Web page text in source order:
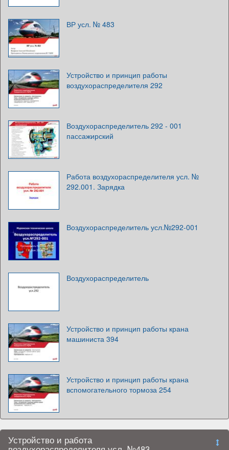
ВР усл. № 483
Устройство и принцип работы
воздухораспределителя 292
Воздухораспределитель 292 - 001
пассажирский
Работа воздухораспределителя усл. №
292.001. Зарядка
Воздухораспределитель усл.№292-001
Воздухораспределитель
Устройство и принцип работы крана
машиниста 394
Устройство и принцип работы крана
вспомогательного тормоза 254
Устройство и работа